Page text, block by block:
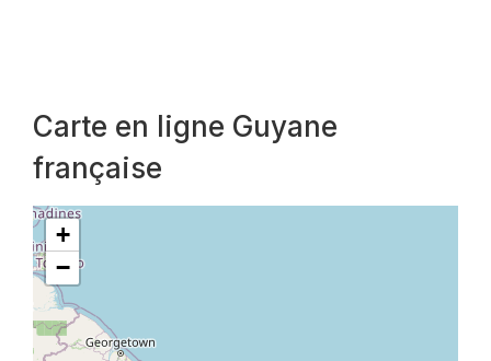
Carte en ligne Guyane
française
+
−